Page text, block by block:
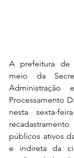
A prefeitura de
meio da
Processamento
nesta sexta-
públicos ativos
e indireta da